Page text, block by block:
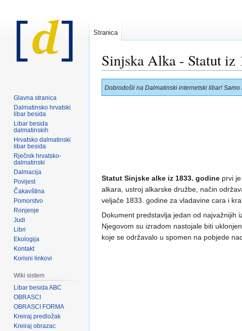
Sinjska Alka - Statut iz
Prijeđi
na
Prijeđi
na
Dobrodošli na Dalmatinski internetski libar!
Statut Sinjske alke iz 1833. godine prvi
alkara, ustroj alkarske družbe, način
veljače 1833. godine za vladavine cara i
Dokument predstavlja jedan od najvažnijih
Njegovom su izradom nastojale biti
koje se održavalo u spomen na pobjede
Stranica
Glavna stranica
Dalmatinsko hrvatski
libar besida
Libar besida
dalmatinskih
Hrvatsko dalmatinski
libar besida
Rječnik hrvatsko-
dalmatinski
Dalmacija
Povijest
Čakavština
Pomorstvo
Ronjenje
Judi
Libri
Ekologija
Kontakt
Korisni linkovi
Wiki sistem
Libar besida ABC
OBRASCI
OBRASCI FORMA
Kreiraj predložak
Kreiraj obrazac